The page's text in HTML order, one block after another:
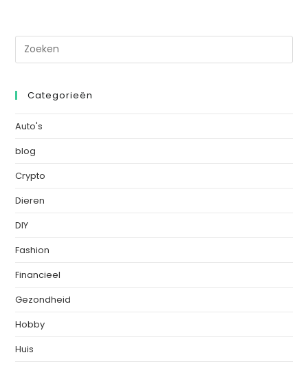
Categorieën
Auto's
blog
Crypto
Dieren
DIY
Fashion
Financieel
Gezondheid
Hobby
Huis